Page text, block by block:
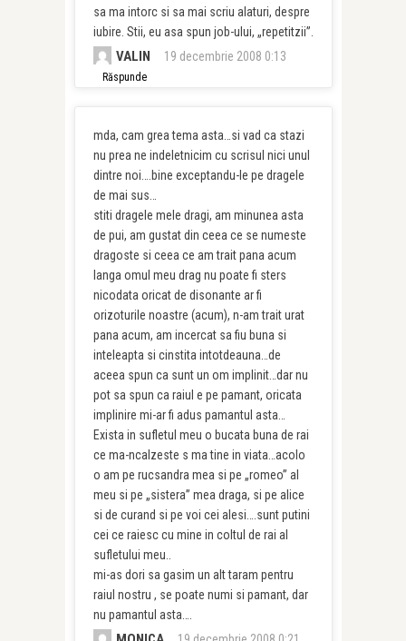
sa ma intorc si sa mai scriu alaturi, despre
iubire. Stii, eu asa spun job-ului, „repetitzii”.
VALIN 19 decembrie 2008 0:13
Răspunde
mda, cam grea tema asta…si vad ca stazi
nu prea ne indeletnicim cu scrisul nici unul
dintre noi….bine exceptandu-le pe dragele
de mai sus…
stiti dragele mele dragi, am minunea asta
de pui, am gustat din ceea ce se numeste
dragoste si ceea ce am trait pana acum
langa omul meu drag nu poate fi sters
nicodata oricat de disonante ar fi
orizoturile noastre (acum), n-am trait urat
pana acum, am incercat sa fiu buna si
inteleapta si cinstita intotdeauna…de
aceea spun ca sunt un om implinit…dar nu
pot sa spun ca raiul e pe pamant, oricata
implinire mi-ar fi adus pamantul asta…
Exista in sufletul meu o bucata buna de rai
ce ma-ncalzeste s ma tine in viata…acolo
o am pe rucsandra mea si pe „romeo” al
meu si pe „sistera” mea draga, si pe alice
si de curand si pe voi cei alesi….sunt putini
cei ce raiesc cu mine in coltul de rai al
sufletului meu..
mi-as dori sa gasim un alt taram pentru
raiul nostru , se poate numi si pamant, dar
nu pamantul asta….